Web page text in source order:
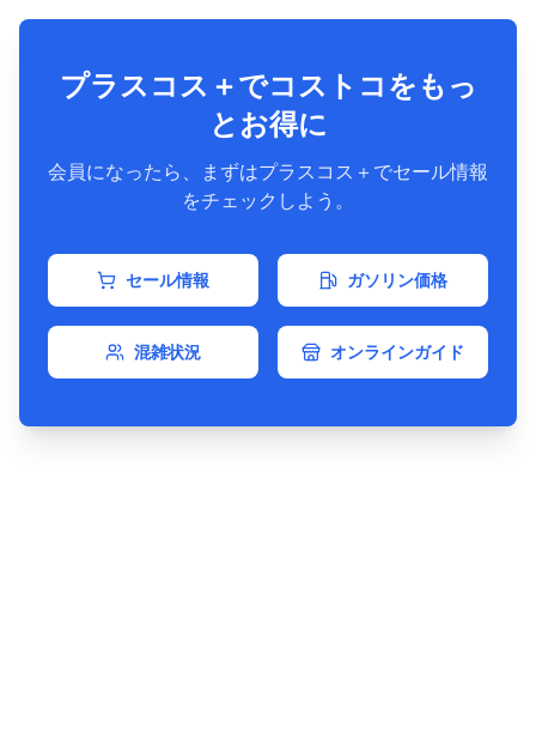
プラスコス＋でコストコをもっ
とお得に
会員になったら、まずはプラスコス＋でセール情報
をチェックしよう。
セール情報 ガソリン価格
混雑状況 オンラインガイド